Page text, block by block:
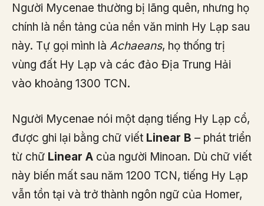
Người Mycenae thường bị lãng quên, nhưng họ
chính là nền tảng của nền văn minh Hy Lạp sau
này. Tự gọi mình là Achaeans, họ thống trị
vùng đất Hy Lạp và các đảo Địa Trung Hải
vào khoảng 1300 TCN.
Người Mycenae nói một dạng tiếng Hy Lạp cổ,
được ghi lại bằng chữ viết Linear B – phát triển
từ chữ Linear A của người Minoan. Dù chữ viết
này biến mất sau năm 1200 TCN, tiếng Hy Lạp
vẫn tồn tại và trở thành ngôn ngữ của Homer,